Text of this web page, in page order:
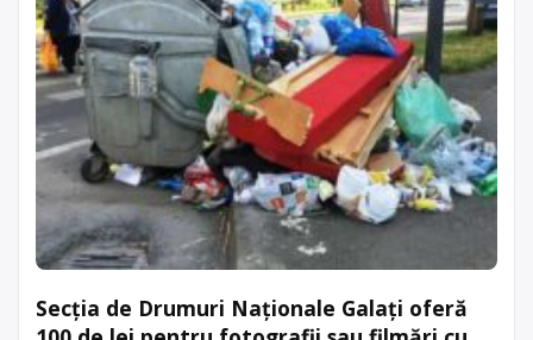
spălat, frigidere, telefoane mobile
etc. Punctul de lucru al centrului de
colectare este în comuna Marginea,
sat Marginea, nr. […]
Centru de colectare
electrocasnice (DEEE) , în
județul Suceava
Marginea
persoana de
contact: Dumitru
Pomohaci
acum 6 ani
Trimite un mesaj
Secţia de Drumuri Naţionale Galaţi oferă